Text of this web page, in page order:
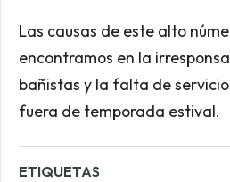
Las causas de este alto
encontramos en la
bañistas y la falta de
fuera de temporada estival.
ETIQUETAS